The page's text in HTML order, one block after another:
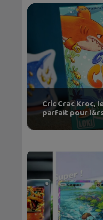
Cric Crac Kroc,
parfait pour